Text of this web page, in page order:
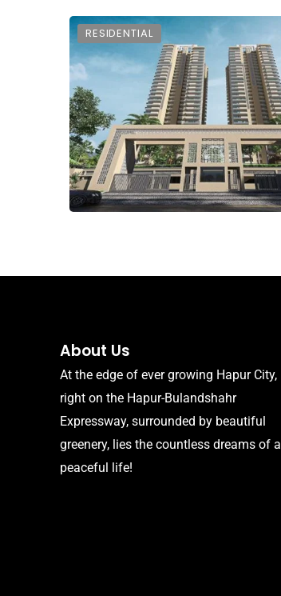
RESIDENTIAL
About Us
At the edge of ever growing Hapur City,
right on the Hapur-Bulandshahr
Expressway, surrounded by beautiful
greenery, lies the countless dreams of a
peaceful life!